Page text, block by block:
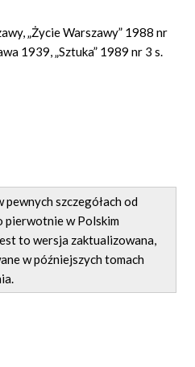
„Życie Warszawy” 1988 nr
1939, „Sztuka” 1989 nr 3 s.
szczegółach od
pierwotnie w Polskim
to wersja zaktualizowana,
w późniejszych tomach